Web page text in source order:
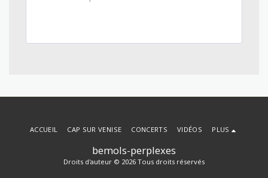
bemols-perplexes
Droits d'auteur © 2026 Tous droits réservés
ACCUEIL CAP SUR VENISE CONCERTS VIDÉOS PLUS